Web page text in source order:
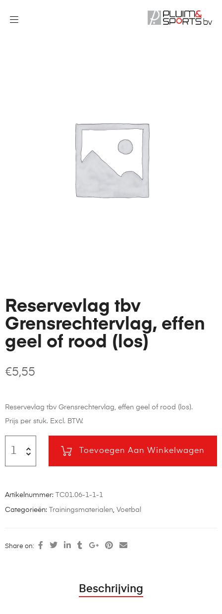
Reservevlag tbv
Grensrechtervlag, effen
geel of rood (los)
€5,55
Reservevlag tbv Grensrechtervlag, effen geel of rood (los).
Prijs per stuk. Excl. BTW.
Toevoegen Aan Winkelwagen
Artikelnummer: TC01.06-1-1-1
Categorieën: Trainingsmaterialen, Voetbal
Share on:
Beschrijving